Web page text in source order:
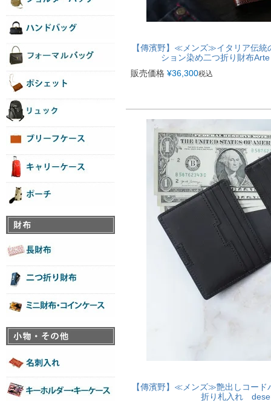
【傳濱野】≪メンズ≫イタリア伝統
ション染め二つ折り財布
販売価格 ¥36,300税込
【傳濱野】≪メンズ≫艶出しコード
折り札入れ